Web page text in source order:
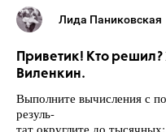
Лида Паниковская
Приветик! Кто
Виленкин.
Выполните вычисления с
резуль-
тат округлите до тысячных: